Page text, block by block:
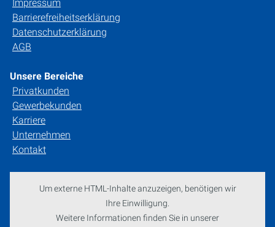
Impressum
Barrierefreiheitserklärung
Datenschutzerklärung
AGB
Unsere Bereiche
Privatkunden
Gewerbekunden
Karriere
Unternehmen
Kontakt
Um externe HTML-Inhalte anzuzeigen, benötigen wir
Ihre Einwilligung.
Weitere Informationen finden Sie in unserer